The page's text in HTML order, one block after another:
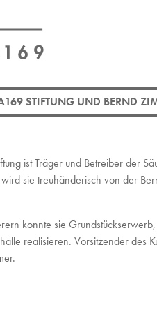
STIFTUNG UND BERND
ist Träger und Betreiber der
sie treuhänderisch von der
konnte sie
realisieren. Vorsitzender des